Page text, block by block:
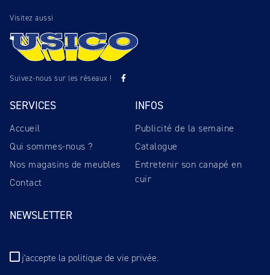
Visitez aussi
Suivez-nous sur les réseaux !
SERVICES
Accueil
Qui sommes-nous ?
Nos magasins de meubles
Contact
INFOS
Publicité de la semaine
Catalogue
Entretenir son canapé en
cuir
NEWSLETTER
j'accepte la politique de vie privée.